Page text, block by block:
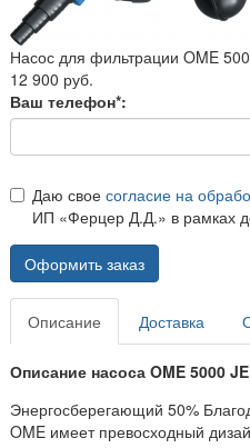
Насос для фильтрации OME
12 900 руб.
Ваш телефон*:
Даю свое согласие на
ИП «Ферцер Д.Д.» в рамках
Оформить заказ
Описание Доставка
Описание насоса OME 5000
Энергосберегающий 50%
OME имеет превосходный